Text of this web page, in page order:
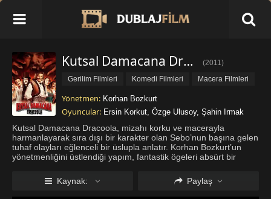
Kutsal Damacana Dracoola İzle (2011)
Gerilim Filmleri
Komedi Filmleri Macera Filmleri
Yönetmen: Korhan Bozkurt
Oyuncular: Ersin Korkut, Özge Ulusoy, Şahin Irmak
Kutsal Damacana Dracoola, mizahı korku ve macerayla
harmanlayarak sıra dışı bir karakter olan Sebo’nun başına gelen
tuhaf olayları eğlenceli bir üslupla anlatır. Korhan Bozkurt’un
yönetmenliğini üstlendiği yapım, fantastik ögeleri absürt bir
Daha fazla göster
Kaynak: Paylaş